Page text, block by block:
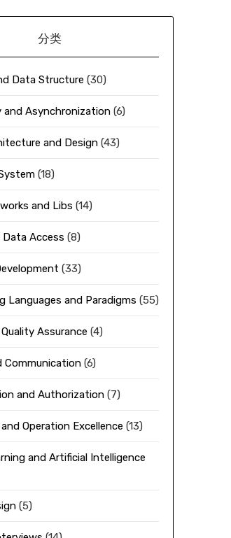
分类
Data Structure (30)
and Asynchronization(6)
and Design(43)
(18)
and Libs (14)
Access (8)
(33)
Languages and Paradigms (55)
Assurance (4)
Communication(6)
and Authorization(7)
Operation Excellence (13)
and Artificial Intelligence
(5)